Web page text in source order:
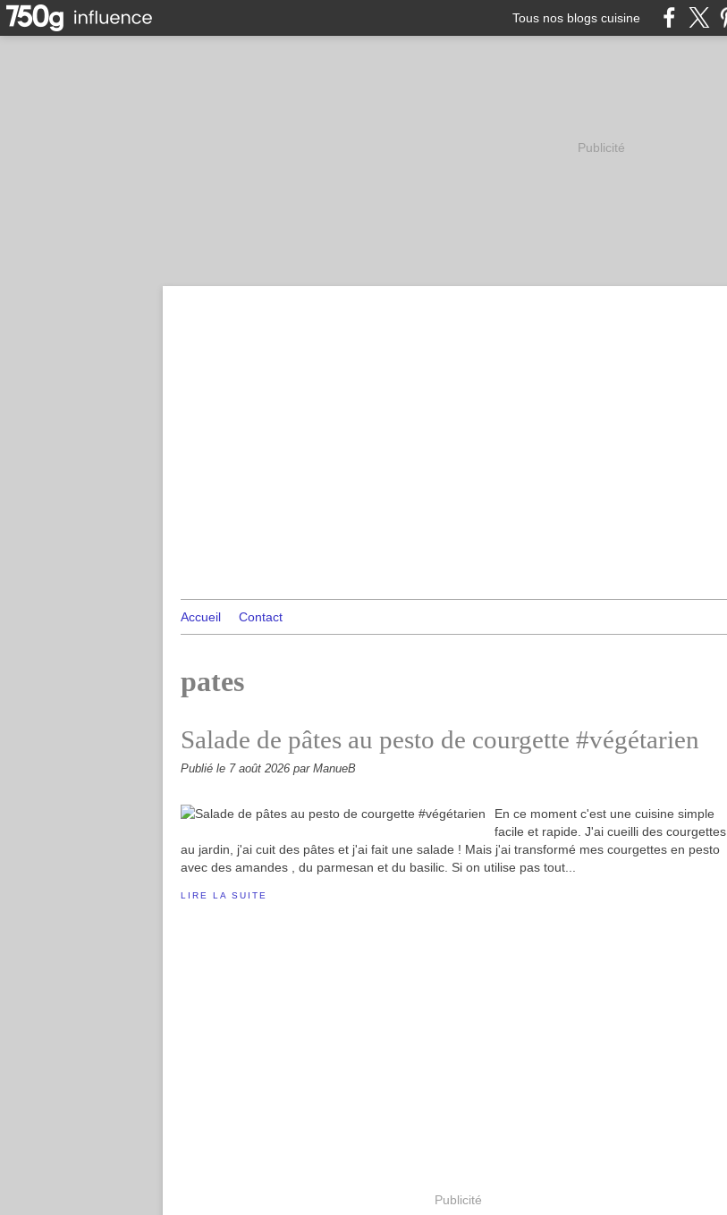
Tous nos blogs cuisine
Publicité
Accueil Contact
pates
Salade de pâtes au pesto de courgette #végétarien
Publié le 7 août 2026 par ManueB
En ce moment c'est une cuisine simple
facile et rapide. J'ai cueilli des courgettes
au jardin, j'ai cuit des pâtes et j'ai fait une salade ! Mais j'ai transformé mes courgettes en pesto
avec des amandes , du parmesan et du basilic. Si on utilise pas tout...
LIRE LA SUITE
Publicité